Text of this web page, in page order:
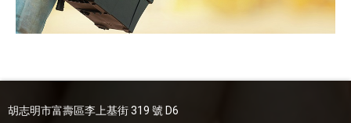
胡志明市富壽區李上基街 319 號 D6